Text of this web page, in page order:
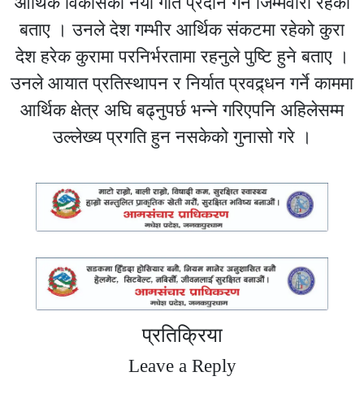
बताए । उनले देश गम्भीर आर्थिक संकटमा रहेको कुरा
देश हरेक कुरामा परनिर्भरतामा रहनुले पुष्टि हुने बताए ।
उनले आयात प्रतिस्थापन र निर्यात प्रवद्र्धन गर्ने काममा
आर्थिक क्षेत्र अघि बढ्नुपर्छ भन्ने गरिएपनि अहिलेसम्म
उल्लेख्य प्रगति हुन नसकेको गुनासो गरे ।
प्रतिक्रिया
Leave a Reply